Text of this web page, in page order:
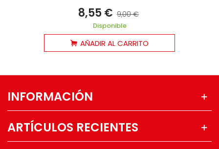
8,55 € 9,00 €
Disponible
AÑADIR AL CARRITO
INFORMACIÓN
ARTÍCULOS RECIENTES